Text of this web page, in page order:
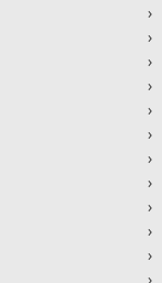
›
›
›
›
›
›
›
›
›
›
›
›